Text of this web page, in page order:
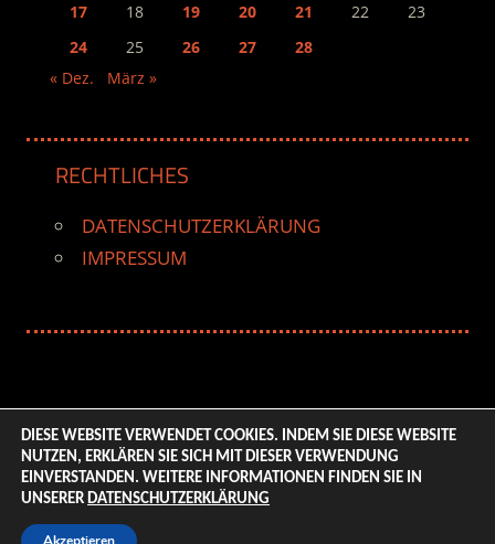
17
18 19 20 21 22
23
24
25 26 27
28
« Dez.
März »
RECHTLICHES
DATENSCHUTZERKLÄRUNG
IMPRESSUM
© 2026 ENTERTAINMENT BASE – Life & Style Magazine.
All Rights Reserved. | Based on
DIESE WEBSITE VERWENDET COOKIES. INDEM SIE DIESE WEBSITE
NUTZEN, ERKLÄREN SIE SICH MIT DIESER VERWENDUNG
EINVERSTANDEN. WEITERE INFORMATIONEN FINDEN SIE IN
UNSERER DATENSCHUTZERKLÄRUNG